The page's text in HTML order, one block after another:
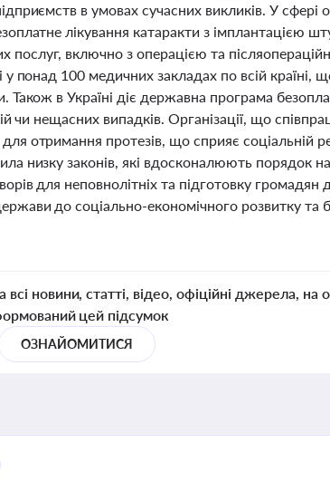
в умовах сучасних викликів. У сфері
лікування катаракти з імплантацією
включно з операцією та
у понад 100 медичних закладах по всій країні,
Також в Україні діє державна програма
чи нещасних випадків. Організації, що
отримання протезів, що сприяє соціальній
низку законів, які вдосконалюють порядок
для неповнолітніх та підготовку громадян
до соціально-економічного розвитку та
новини, статті, відео, офіційні джерела, на
цей підсумок
ОЗНАЙОМИТИСЯ